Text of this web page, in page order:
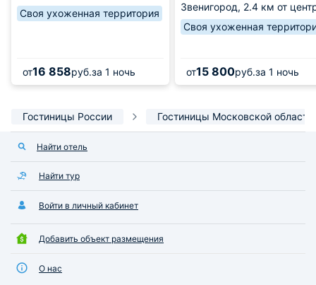
Своя ухоженная территория
от16 858руб.за 1 ночь
Звенигород, 2.4 км от
Своя ухоженная
от15 800руб.за 1 ночь
Гостиницы России Гостиницы Московской области
Найти отель
Найти тур
Войти в личный кабинет
Добавить объект размещения
О нас